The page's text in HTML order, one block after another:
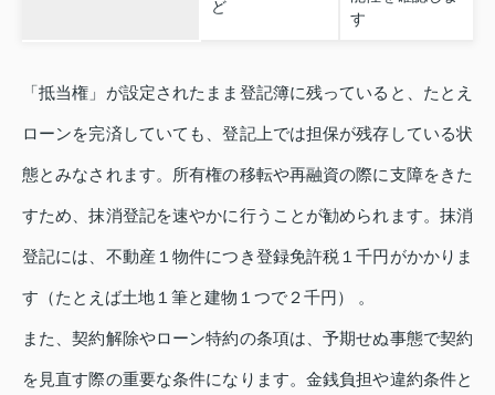
ど
す
「抵当権」が設定されたまま登記簿に残っていると、たとえ
ローンを完済していても、登記上では担保が残存している状
態とみなされます。所有権の移転や再融資の際に支障をきた
すため、抹消登記を速やかに行うことが勧められます。抹消
登記には、不動産１物件につき登録免許税１千円がかかりま
す（たとえば土地１筆と建物１つで２千円） 。
また、契約解除やローン特約の条項は、予期せぬ事態で契約
を見直す際の重要な条件になります。金銭負担や違約条件と